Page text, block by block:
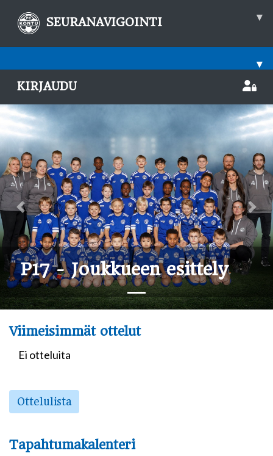
SEURANAVIGOINTI ▾
▾
KIRJAUDU
P17 - Joukkueen esittely
Previous
Viimeisimmät ottelut
Ei otteluita
Ottelulista
Tapahtumakalenteri